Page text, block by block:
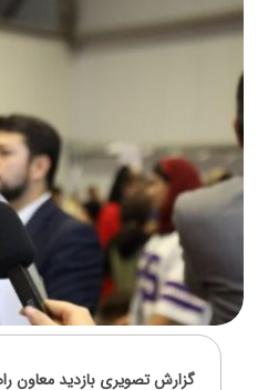
گزارش تصویری بازدید معاون